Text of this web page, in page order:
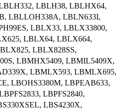
LBLH38, LBLHX64,
LBLLOH338A, LBLN633I,
LBLX33, LBLX33800,
LBLX64, LBLX664,
LBLX828SS,
LBMHX5409, LBMIL5409X,
LBMLX593, LBMLX695,
LBOHS3380M, LBPEAB633,
LBPFS2840,
LBS4230X,